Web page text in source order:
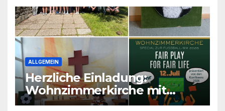
ALLGEMEIN
Herzliche Einladung:
Wohnzimmerkirche mit
unseren Konfis